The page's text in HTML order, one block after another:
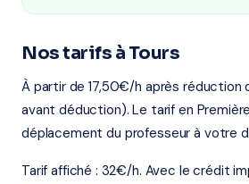
Nos tarifs à Tours
À partir de 17,50€/h après
avant déduction). Le tarif en
déplacement du professeur à votre
Tarif affiché : 32€/h. Avec le crédit